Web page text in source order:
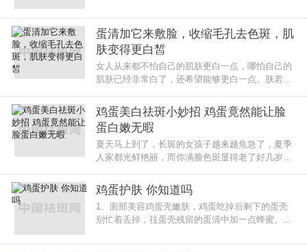
早餐&rdqu
蛋清加它来敷脸，收缩毛孔去色斑，肌
肤变得更白皙
女人从来都不怕自己的肌肤更白一点，哪怕自己的
肌肤已经非常白了，还希望能够更白一点。肤若凝
皮肤底子就不好，再加上后天没
鸡蛋美白祛斑小妙招 鸡蛋竟然能让脸
蛋白嫩无暇
夏天马上到了，长斑的女孩子越来越焦急了，夏季
人家都光鲜艳丽，而你满脸色斑显得老了好几岁，
就能祛斑净白的产品，一不小心
鸡蛋护肤 你知道吗
1、面部美容鸡蛋壳嫩肤，鸡蛋吃掉后剩下的蛋壳
别忙着丢掉，往蛋壳残留的蛋清中加一点蜂蜜。用
助吸收。十分钟后用清水洗净，